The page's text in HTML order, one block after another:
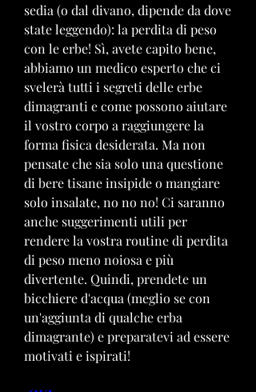
sedia (o dal divano, dipende da dove
state leggendo): la perdita di peso
con le erbe! Sì, avete capito bene,
abbiamo un medico esperto che ci
svelerà tutti i segreti delle erbe
dimagranti e come possono aiutare
il vostro corpo a raggiungere la
forma fisica desiderata. Ma non
pensate che sia solo una questione
di bere tisane insipide o mangiare
solo insalate, no no no! Ci saranno
anche suggerimenti utili per
rendere la vostra routine di perdita
di peso meno noiosa e più
divertente. Quindi, prendete un
bicchiere d'acqua (meglio se con
un'aggiunta di qualche erba
dimagrante) e preparatevi ad essere
motivati e ispirati!